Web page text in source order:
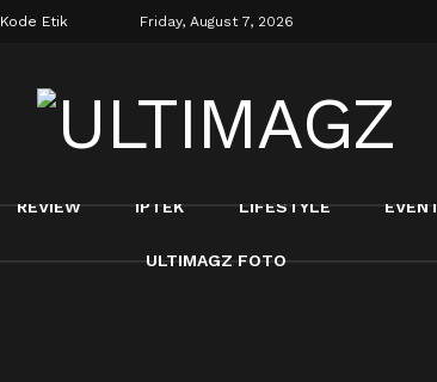
Kode Etik Friday, August 7, 2026
REVIEW IPTEK LIFESTYLE EVENT
ULTIMAGZ FOTO